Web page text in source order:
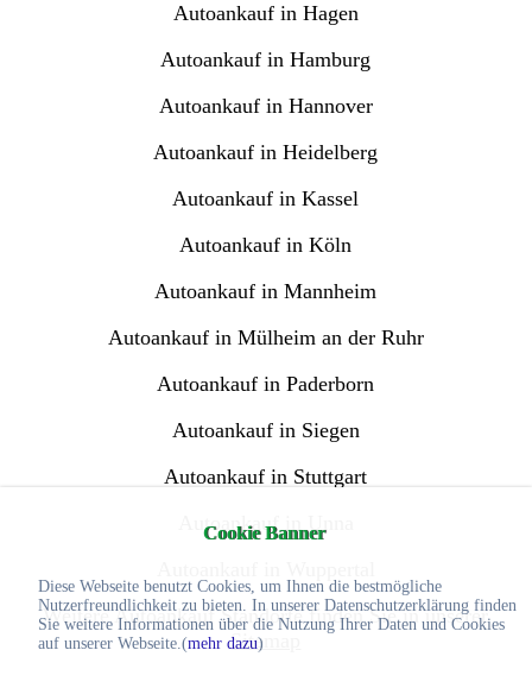
Cookie Banner
Diese Webseite benutzt Cookies, um Ihnen die bestmögliche
Nutzerfreundlichkeit zu bieten. In unserer Datenschutzerklärung finden
Sie weitere Informationen über die Nutzung Ihrer Daten und Cookies
auf unserer Webseite.(mehr dazu)
Autoankauf in Hagen
Autoankauf in Hamburg
Autoankauf in Hannover
Autoankauf in Heidelberg
Autoankauf in Kassel
Autoankauf in Köln
Autoankauf in Mannheim
Autoankauf in Mülheim an der Ruhr
Autoankauf in Paderborn
Autoankauf in Siegen
Autoankauf in Stuttgart
Autoankauf in Unna
Weitere Autoankauf Standorte finden Sie in unserer
Sitemap